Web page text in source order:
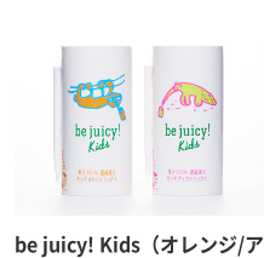
be juicy! Kids（オレンジ/ア